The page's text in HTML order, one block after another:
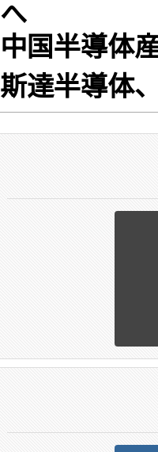
へ
中国半導体
斯達半導体